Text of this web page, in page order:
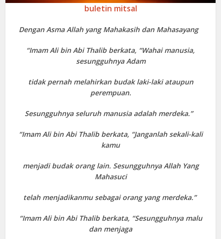
buletin mitsal
Dengan Asma Allah yang Mahakasih dan Mahasayang
“Imam Ali bin Abi Thalib berkata, “Wahai manusia,
sesungguhnya Adam
tidak pernah melahirkan budak laki-laki ataupun
perempuan.
Sesungguhnya seluruh manusia adalah merdeka.”
“Imam Ali bin Abi Thalib berkata, “Janganlah sekali-kali
kamu
menjadi budak orang lain. Sesungguhnya Allah Yang
Mahasuci
telah menjadikanmu sebagai orang yang merdeka.”
“Imam Ali bin Abi Thalib berkata, “Sesungguhnya malu
dan menjaga